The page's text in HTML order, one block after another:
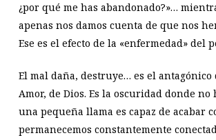
¿por qué me has abandonado?»…
apenas nos damos cuenta de que nos
Ese es el efecto de la «enfermedad» del
El mal daña, destruye… es el
Amor, de Dios. Es la oscuridad donde no
una pequeña llama es capaz de acabar
permanecemos constantemente